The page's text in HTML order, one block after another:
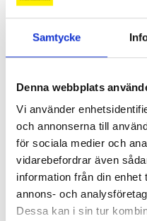
Samtycke
Denna webbplats
Vi använder
och annonserna till
för sociala medier och
vidarebefordrar även
information från din
annons- och
Dessa kan i sin tur
Gilda Hamidi-Nia